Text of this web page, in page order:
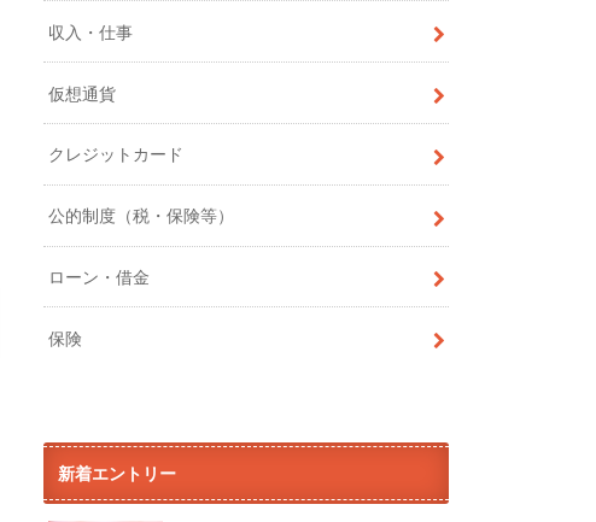
収入・仕事
仮想通貨
クレジットカード
公的制度（税・保険等）
ローン・借金
保険
新着エントリー